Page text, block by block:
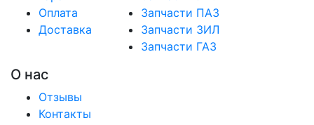
Оплата
Доставка
Запчасти ПАЗ
Запчасти ЗИЛ
Запчасти ГАЗ
О нас
Отзывы
Контакты